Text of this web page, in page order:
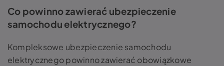
Co powinno zawierać ubezpieczenie
samochodu elektrycznego?
Kompleksowe ubezpieczenie samochodu
elektrycznego powinno zawierać obowiązkowe